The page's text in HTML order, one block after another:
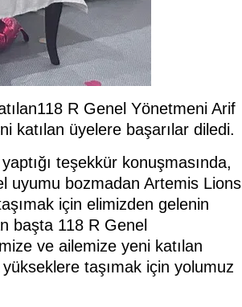
R Genel Yönetmeni Arif
katılan üyelere başarılar diledi.
teşekkür konuşmasında,
uyumu bozmadan Artemis Lions
için elimizden gelenin
başta 118 R Genel
ve ailemize yeni katılan
taşımak için yolumuz